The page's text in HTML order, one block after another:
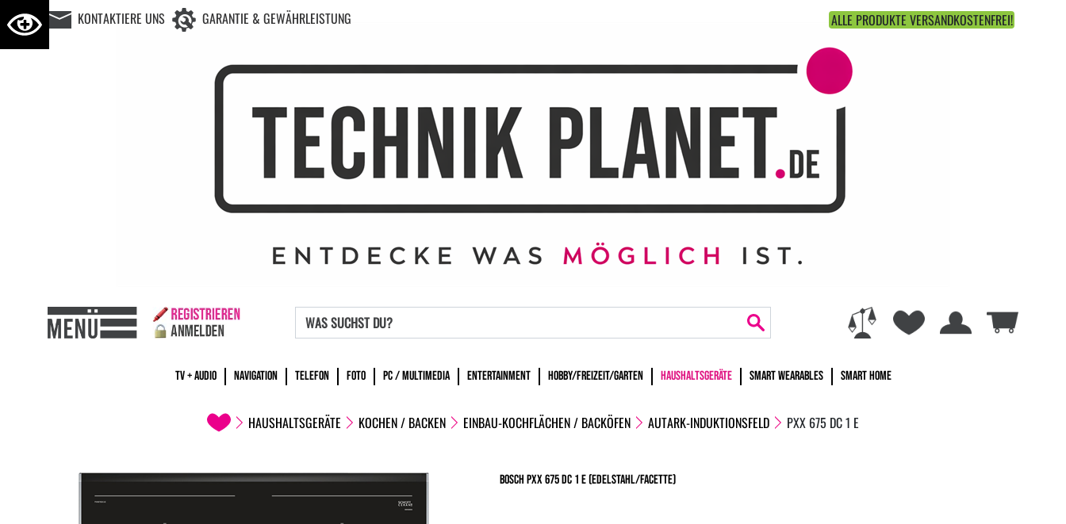
KONTAKTIERE UNS GARANTIE & GEWÄHRLEISTUNG ALLE PRODUKTE VERSANDKOSTENFREI!
TV + AUDIO NAVIGATION TELEFON FOTO PC / MULTIMEDIA ENTERTAINMENT HOBBY/FREIZEIT/GARTEN HAUSHALTSGERÄTE SMART WEARABLES SMART HOME
HAUSHALTSGERÄTE KOCHEN / BACKEN EINBAU-KOCHFLÄCHEN / BACKÖFEN AUTARK-INDUKTIONSFELD PXX 675 DC 1 E
Bosch PXX 675 DC 1 E (edelstahl/Facette)